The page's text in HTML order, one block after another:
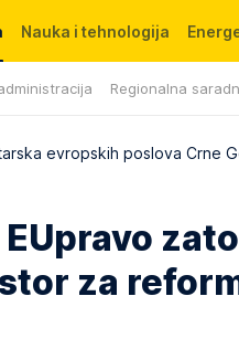
Regionalna
Nauka i tehnologija
evropskih poslova Crne
za